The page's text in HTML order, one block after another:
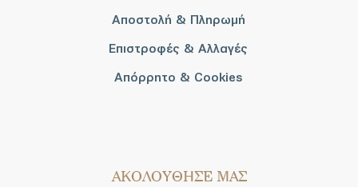
Αποστολή & Πληρωμή
Επιστροφές & Αλλαγές
Απόρρητο & Cookies
AΚΟΛΟΥΘΗΣΕ ΜΑΣ